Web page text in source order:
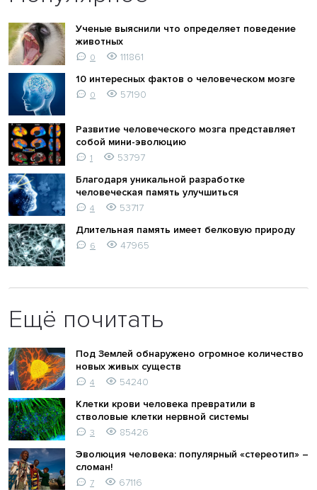
Ученые выяснили что определяет поведение
животных
0
111861
10 интересных фактов о человеческом мозге
0 57190
Развитие человеческого мозга представляет
собой мини-эволюцию
1
53797
Благодаря уникальной разработке
человеческая память улучшиться
4
53717
Длительная память имеет белковую природу
6 47965
Ещё почитать
Под Землей обнаружено огромное количество
новых живых существ
4
54240
Клетки крови человека превратили в
стволовые клетки нервной системы
3
85426
Эволюция человека: популярный «стереотип» –
сломан!
7
67116